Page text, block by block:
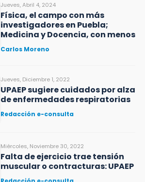
Jueves, Abril 4, 2024
Física, el campo con más
investigadores en Puebla;
Medicina y Docencia, con menos
Carlos Moreno
Jueves, Diciembre 1, 2022
UPAEP sugiere cuidados por alza
de enfermedades respiratorias
Redacción e-consulta
Miércoles, Noviembre 30, 2022
Falta de ejercicio trae tensión
muscular o contracturas: UPAEP